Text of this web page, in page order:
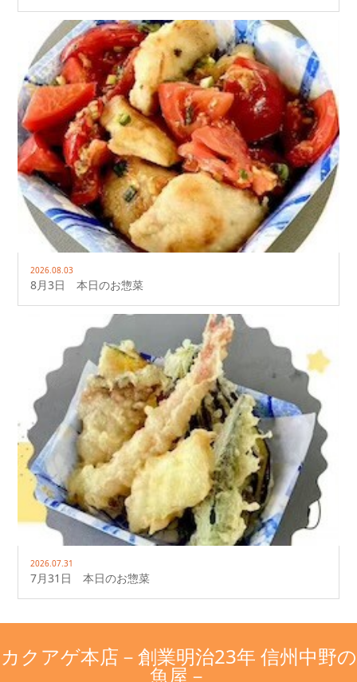
2026.08.03
8月3日 本日のお惣菜
2026.07.31
7月31日 本日のお惣菜
カクアゲ本店－創業明治23年 信州中野の
魚屋－